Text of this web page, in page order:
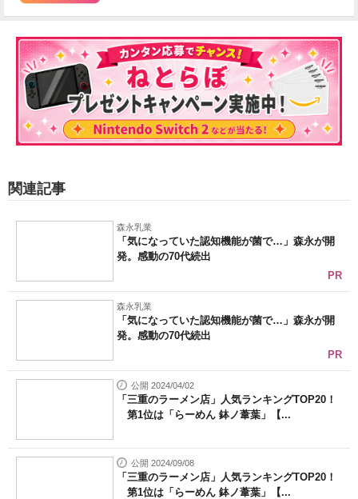
関連記事
森永乳業
「気になっていた認知機能が菌で…」森永が開
発。感動の70代続出
PR
森永乳業
「気になっていた認知機能が菌で…」森永が開
発。感動の70代続出
PR
公開 2024/04/02
「三重のラーメン店」人気ランキングTOP20！
第1位は「らーめん 鉢ノ葦葉」【...
公開 2024/09/08
「三重のラーメン店」人気ランキングTOP20！
第1位は「らーめん 鉢ノ葦葉」【...